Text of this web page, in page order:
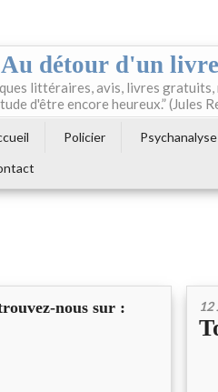
Au détour d'un
littéraires, avis, livres gratuits,
d'être encore heureux.” (Jules
Policier Psychanalyse
nous sur : 12